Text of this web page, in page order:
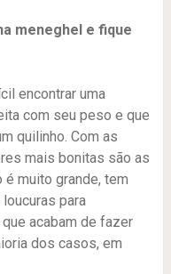
meneghel e fique
encontrar uma
com seu peso e que
quilinho. Com as
mais bonitas são as
muito grande, tem
para
acabam de fazer
dos casos, em